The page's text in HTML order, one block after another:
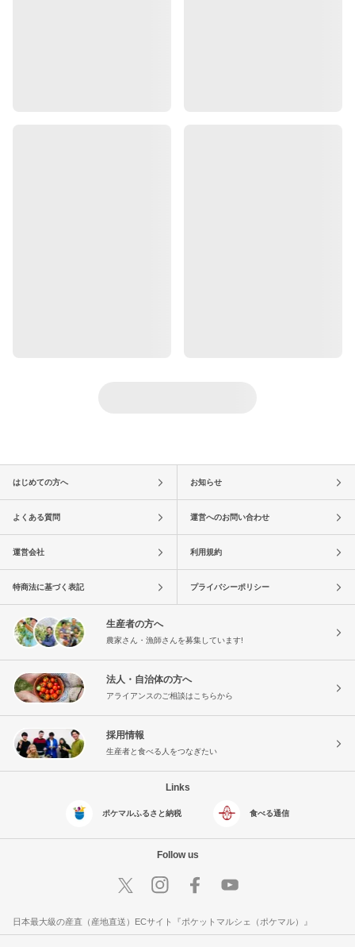
はじめての方へ お知らせ
よくある質問 運営へのお問い合わせ
運営会社 利用規約
特商法に基づく表記 プライバシーポリシー
生産者の方へ
農家さん・漁師さんを募集しています!
法人・自治体の方へ
アライアンスのご相談はこちらから
採用情報
生産者と食べる人をつなぎたい
Links
ポケマルふるさと納税 食べる通信
Follow us
日本最大級の産直（産地直送）ECサイト『ポケットマルシェ（ポケマル）』